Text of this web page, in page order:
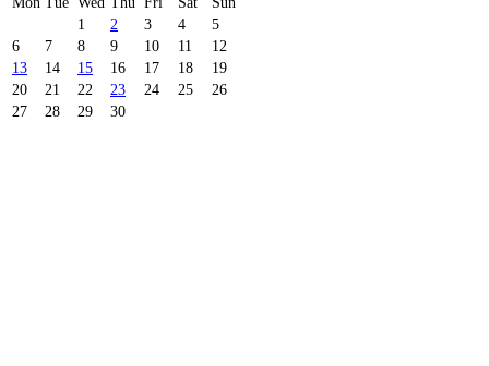
1
2 3 4
5
6
7 8 9 10 11
12
13
14 15 16 17 18
19
20
21 22 23 24 25
26
27
28 29 30